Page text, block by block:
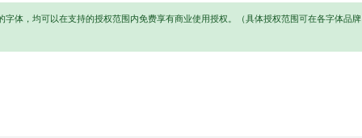
字体，均可以在支持的授权范围内免费享有商业使用授权。（具体授权范围可在各字体品牌